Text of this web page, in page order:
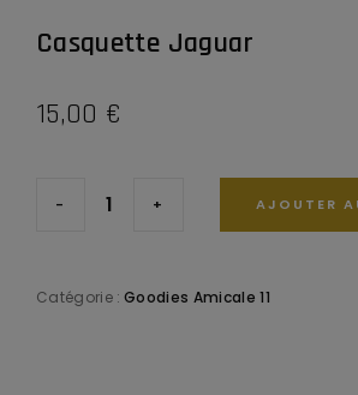
Casquette Jaguar
15,00 €
- + AJOUTER
Catégorie : Goodies Amicale 11